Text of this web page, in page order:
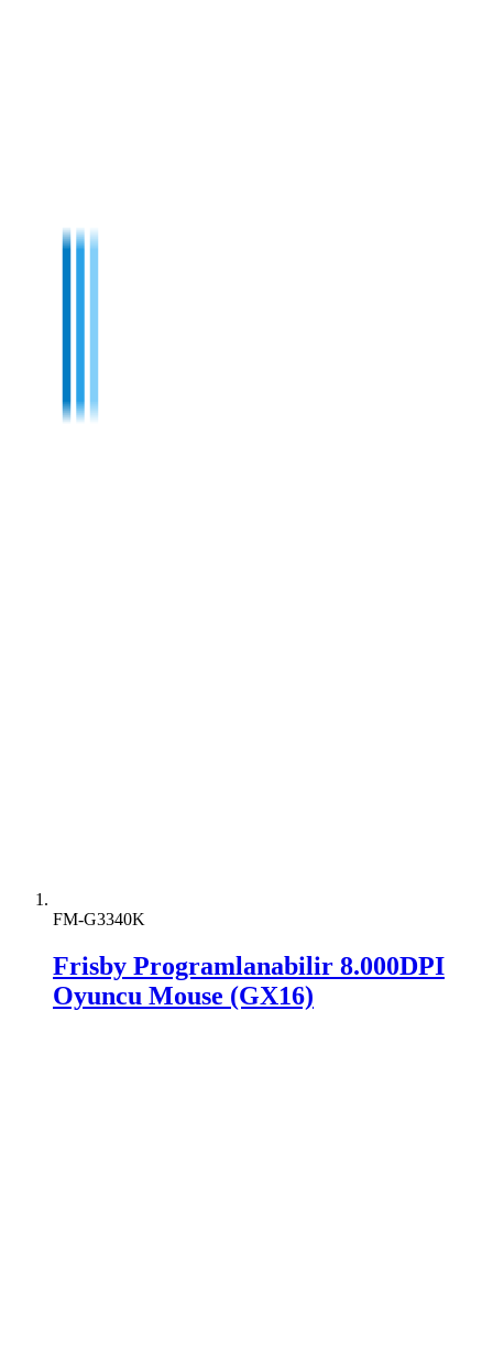
FM-G3340K
Frisby Programlanabilir 8.000DPI
Oyuncu Mouse (GX16)